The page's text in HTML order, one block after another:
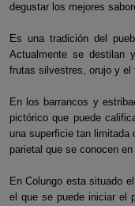
degustar los mejores
Es una tradición del
Actualmente se destilan
frutas silvestres, orujo y el
En los barrancos y
pictórico que puede
una superficie tan
parietal que se conocen
En Colungo esta situado
el que se puede iniciar el